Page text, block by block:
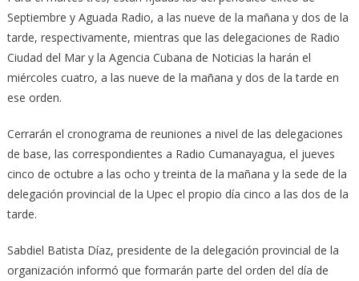
Septiembre y Aguada Radio, a las nueve de la mañana y dos de la
tarde, respectivamente, mientras que las delegaciones de Radio
Ciudad del Mar y la Agencia Cubana de Noticias la harán el
miércoles cuatro, a las nueve de la mañana y dos de la tarde en
ese orden.
Cerrarán el cronograma de reuniones a nivel de las delegaciones
de base, las correspondientes a Radio Cumanayagua, el jueves
cinco de octubre a las ocho y treinta de la mañana y la sede de la
delegación provincial de la Upec el propio día cinco a las dos de la
tarde.
Sabdiel Batista Díaz, presidente de la delegación provincial de la
organización informó que formarán parte del orden del día de